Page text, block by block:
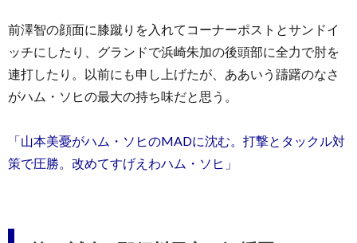
前澤智の顔面に膝蹴りを入れてコーナーポストとサンドイ
ッチにしたり、グランドで浜崎朱加の後頭部に全力で肘を
連打したり。以前にも申し上げたが、ああいう躊躇のなさ
がハム・ソヒの最大の持ち味だと思う。
「山本美憂がハム・ソヒのMADに沈む。打撃とタックル対
策で圧勝。改めてすげえわハム・ソヒ」